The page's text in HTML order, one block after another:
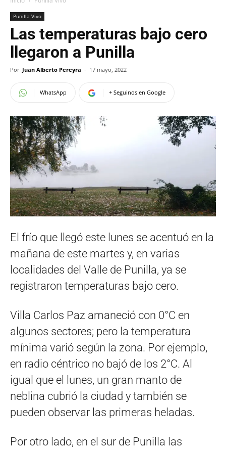
Punilla Vivo
Las temperaturas bajo cero
llegaron a Punilla
Por Juan Alberto Pereyra - 17 mayo, 2022
WhatsApp + Seguinos en Google
El frío que llegó este lunes se acentuó en la
mañana de este martes y, en varias
localidades del Valle de Punilla, ya se
registraron temperaturas bajo cero.
Villa Carlos Paz amaneció con 0°C en
algunos sectores; pero la temperatura
mínima varió según la zona. Por ejemplo,
en radio céntrico no bajó de los 2°C. Al
igual que el lunes, un gran manto de
neblina cubrió la ciudad y también se
pueden observar las primeras heladas.
Por otro lado, en el sur de Punilla las